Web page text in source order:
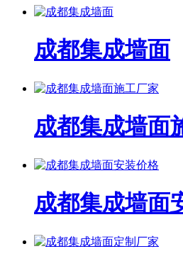
成都集成墙面
成都集成墙面
成都集成墙面